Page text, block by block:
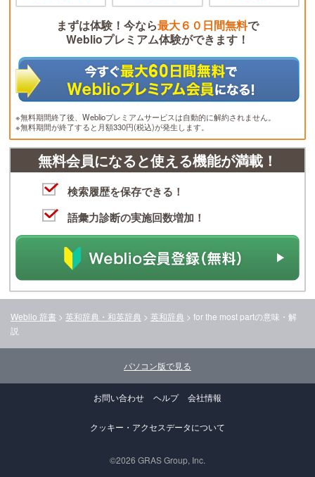
まずは体験！今なら最大６０日間無料で
Weblioプレミアム体験ができます！
※無料期間終了後、Weblioプレミアムサービスは自動的に解約されません。
※無料期間が終了すると月額330円(税込)が発生します。
無料会員になると使える機能が満載！
検索履歴を保存できる！
語彙力診断の実施回数増加！
Weblio 辞書 > 英和辞典・和英辞典 > 英和辞典 > for the most partの意味・解
説
パソコン版で見る
お問い合わせ ヘルプ 会社情報
クッキー・アクセスデータについて
©2026 GRAS Group, Inc.